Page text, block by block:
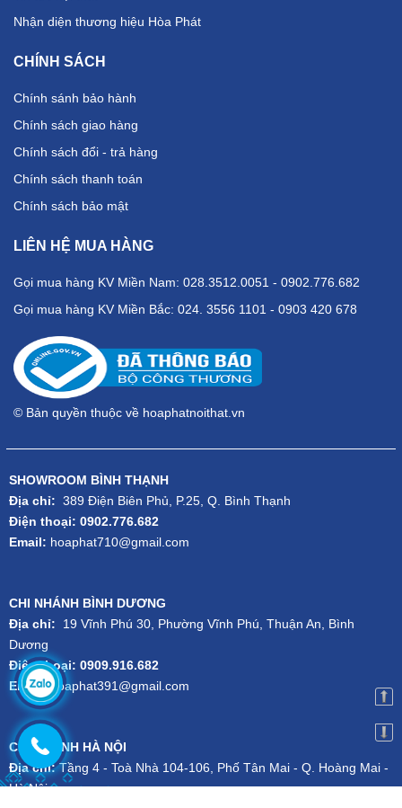
Nhận diện thương hiệu Hòa Phát
CHÍNH SÁCH
Chính sánh bảo hành
Chính sách giao hàng
Chính sách đổi - trả hàng
Chính sách thanh toán
Chính sách bảo mật
LIÊN HỆ MUA HÀNG
Gọi mua hàng KV Miền Nam: 028.3512.0051 - 0902.776.682
Gọi mua hàng KV Miền Bắc: 024. 3556 1101 - 0903 420 678
© Bản quyền thuộc về hoaphatnoithat.vn
SHOWROOM BÌNH THẠNH
Địa chỉ: 389 Điện Biên Phủ, P.25, Q. Bình Thạnh
Điện thoại: 0902.776.682
Email: hoaphat710@gmail.com
CHI NHÁNH BÌNH DƯƠNG
Địa chỉ: 19 Vĩnh Phú 30, Phường Vĩnh Phú, Thuận An, Bình
Dương
Điện thoại: 0909.916.682
Email:hoaphat391@gmail.com
CHI NHÁNH HÀ NỘI
Địa chỉ:Tầng 4 - Toà Nhà 104-106, Phố Tân Mai - Q. Hoàng Mai -
Hà Nội